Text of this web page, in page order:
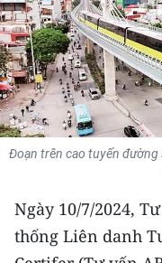
KHOA HỌC - CÔNG
MÔI TRƯỜNG
BẠN ĐỌC
KIỂM CHỨNG
54 DÂN TỘC VIỆT
Đoạn trên cao tuyến đường
Ngày 10/7/2024,
thống Liên danh